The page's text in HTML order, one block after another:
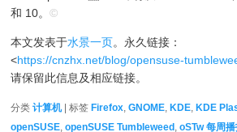
和 10。©
本文发表于水景一页。永久链接：
<https://cnzhx.net/blog/opensuse-
请保留此信息及相应链接。
分类计算机| 标签 Firefox,GNOME, KDE, KDE
openSUSE,openSUSE Tumbleweed ,oSTw 每周